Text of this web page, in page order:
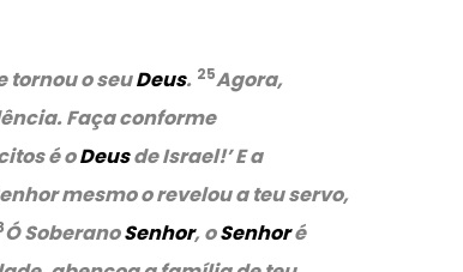
tornou o seuDeus. 25Agora,
Faça conforme
é oDeusde Israel!’ E a
mesmo o revelou a teu servo,
Ó SoberanoSenhor, oSenhoré